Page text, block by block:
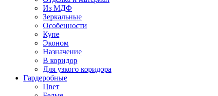
Из МДФ
Зеркальные
Особенности
Купе
Эконом
Назначение
В коридор
Для узкого коридора
Гардеробные
Цвет